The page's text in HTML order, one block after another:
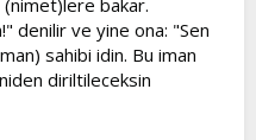
denilir ve yine ona: "Sen
sahibi idin. Bu iman
diriltileceksin